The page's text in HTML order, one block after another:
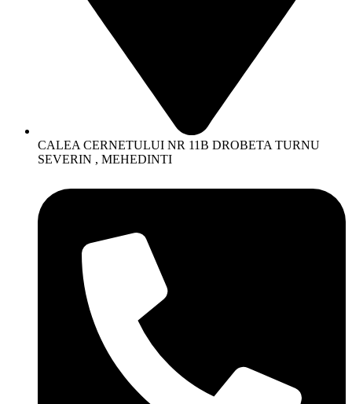
CALEA CERNETULUI NR 11B DROBETA TURNU
SEVERIN , MEHEDINTI